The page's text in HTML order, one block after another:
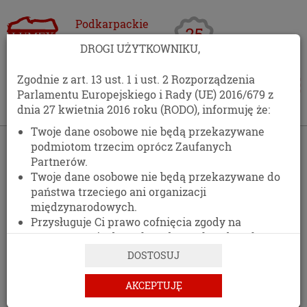
Podkarpackie
Centrum
Opakowań
Blog
BLOG
DROGI UŻYTKOWNIKU,
Zgodnie z art. 13 ust. 1 i ust. 2 Rozporządzenia
Parlamentu Europejskiego i Rady (UE) 2016/679 z
dnia 27 kwietnia 2016 roku (RODO), informuję że:
Twoje dane osobowe nie będą przekazywane
podmiotom trzecim oprócz Zaufanych
Partnerów.
Twoje dane osobowe nie będą przekazywane do
państwa trzeciego ani organizacji
międzynarodowych.
Przysługuje Ci prawo cofnięcia zgody na
przetwarzanie danych osobowych w dowolnym
momencie, bez wpływu na zgodność z prawem
zgody przed jej cofnięciem.
Posiadasz prawo dostępu do treści swoich
DOSTOSUJ
AKCEPTUJĘ